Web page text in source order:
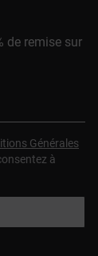
de remise sur
Générales
à